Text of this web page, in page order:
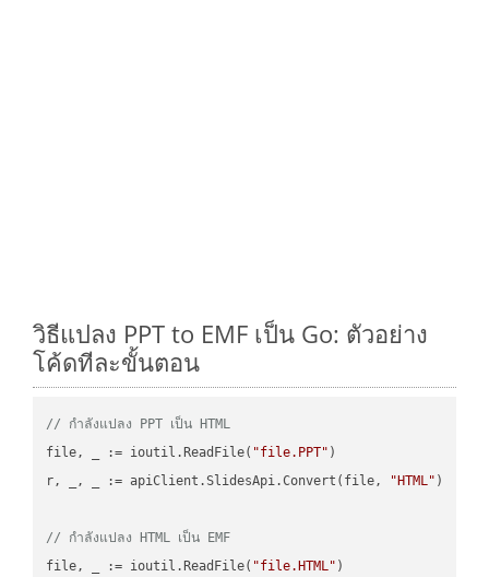
วิธีแปลง PPT to EMF เป็น Go: ตัวอย่าง
โค้ดทีละขั้นตอน
// กำลังแปลง PPT เป็น HTML
file, _ := ioutil.ReadFile( "file.PPT" )
r, _, _ := apiClient.SlidesApi.Convert(file,
"HTML" )
// กำลังแปลง HTML เป็น EMF
file, _ := ioutil.ReadFile( "file.HTML" )